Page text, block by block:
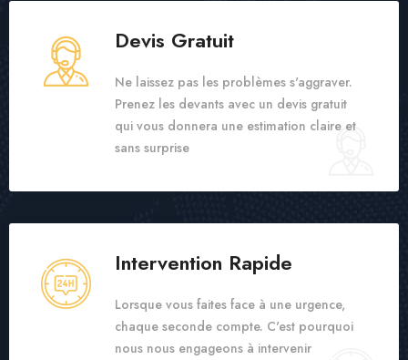
Devis Gratuit
Ne laissez pas les problèmes s'aggraver.
Prenez les devants avec un devis gratuit
qui vous donnera une estimation claire et
sans surprise
Intervention Rapide
Lorsque vous faites face à une urgence,
chaque seconde compte. C'est pourquoi
nous nous engageons à intervenir